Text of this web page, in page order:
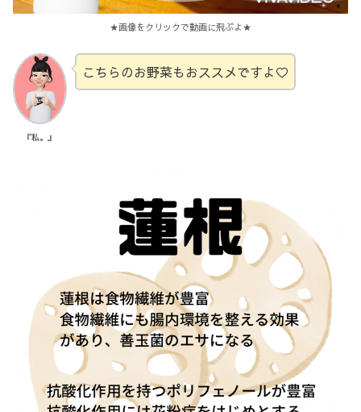
★画像をクリックで動画に飛ぶよ★
『私。』
こちらのお野菜もおススメですよ♡